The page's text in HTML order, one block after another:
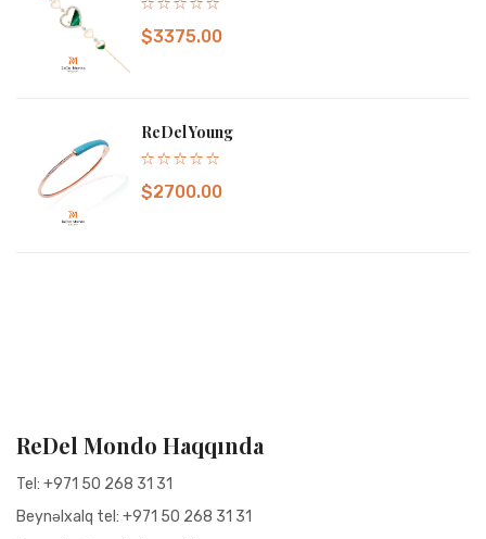
$3375.00
ReDel Young
$2700.00
ReDel Dream Necklace
ReDel Mondo Haqqında
Tel: +971 50 268 31 31
Beynəlxalq tel: +971 50 268 31 31